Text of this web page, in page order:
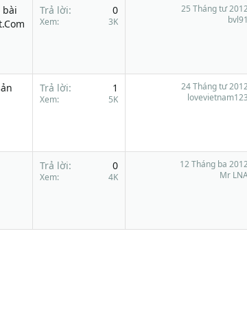
bài
Trả lời 0
Xem 3K
25 Tháng tư
bvl91
Trả lời 1
Xem 5K
24 Tháng tư
lovevietnam123
Trả lời 0
Xem 4K
12 Tháng ba
Mr